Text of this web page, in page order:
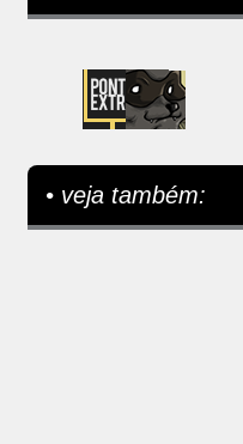
• veja também: